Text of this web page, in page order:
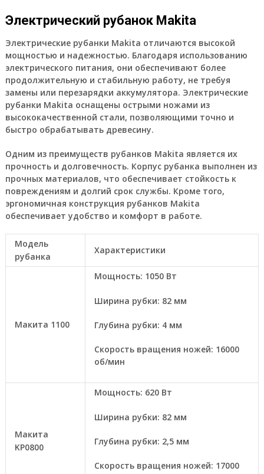
Электрический рубанок Makita
Электрические рубанки Makita отличаются высокой
мощностью и надежностью. Благодаря использованию
электрического питания, они обеспечивают более
продолжительную и стабильную работу, не требуя
замены или перезарядки аккумулятора. Электрические
рубанки Makita оснащены острыми ножами из
высококачественной стали, позволяющими точно и
быстро обрабатывать древесину.
Одним из преимуществ рубанков Makita является их
прочность и долговечность. Корпус рубанка выполнен из
прочных материалов, что обеспечивает стойкость к
повреждениям и долгий срок службы. Кроме того,
эргономичная конструкция рубанков Makita
обеспечивает удобство и комфорт в работе.
Модель
рубанка
Характеристики
Макита 1100
Мощность: 1050 Вт
Ширина рубки: 82 мм
Глубина рубки: 4 мм
Скорость вращения ножей: 16000
об/мин
Макита
KP0800
Мощность: 620 Вт
Ширина рубки: 82 мм
Глубина рубки: 2,5 мм
Скорость вращения ножей: 17000